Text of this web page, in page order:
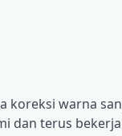
koreksi warna
dan terus